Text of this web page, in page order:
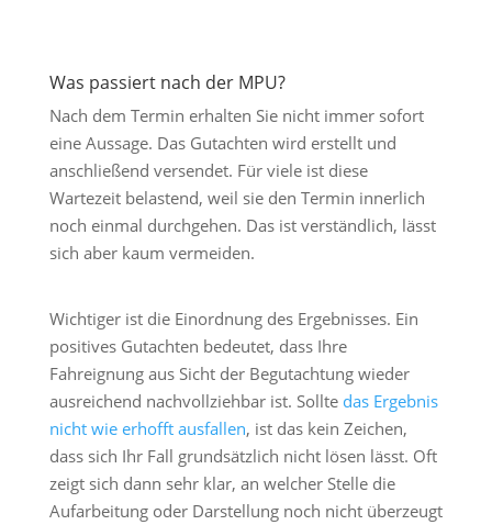
Was passiert nach der MPU?
Nach dem Termin erhalten Sie nicht immer sofort
eine Aussage. Das Gutachten wird erstellt und
anschließend versendet. Für viele ist diese
Wartezeit belastend, weil sie den Termin innerlich
noch einmal durchgehen. Das ist verständlich, lässt
sich aber kaum vermeiden.
Wichtiger ist die Einordnung des Ergebnisses. Ein
positives Gutachten bedeutet, dass Ihre
Fahreignung aus Sicht der Begutachtung wieder
ausreichend nachvollziehbar ist. Sollte das Ergebnis
nicht wie erhofft ausfallen, ist das kein Zeichen,
dass sich Ihr Fall grundsätzlich nicht lösen lässt. Oft
zeigt sich dann sehr klar, an welcher Stelle die
Aufarbeitung oder Darstellung noch nicht überzeugt